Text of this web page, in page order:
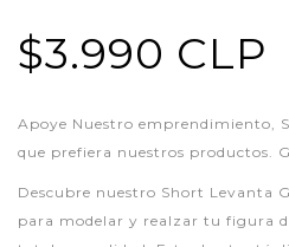
$3.990 CLP
Apoye Nuestro emprendimiento,
que prefiera nuestros productos.
Descubre nuestro Short Levanta
para modelar y realzar tu figura